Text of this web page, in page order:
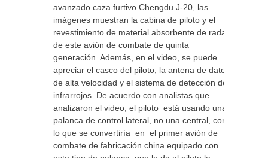
avanzado caza furtivo Chengdu J-20, las
imágenes muestran la cabina de piloto y el
revestimiento de material absorbente de radar
de este avión de combate de quinta
generación. Además, en el video, se puede
apreciar el casco del piloto, la antena de datos
de alta velocidad y el sistema de detección de
infrarrojos. De acuerdo con analistas que
analizaron el video, el piloto está usando una
palanca de control lateral, no una central, con
lo que se convertiría en el primer avión de
combate de fabricación china equipado con